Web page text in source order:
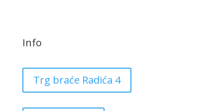
Info
Trg braće Radića 4